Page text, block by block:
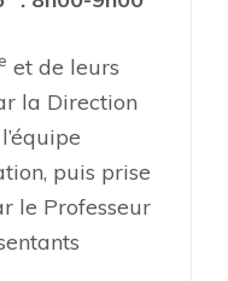
e et de leurs
la Direction
puis prise
le Professeur